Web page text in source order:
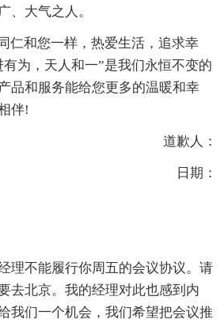
、大气之人。
仁和您一样，热爱生活，追求幸
为，天人和一”是我们永恒不变的
品和服务能给您更多的温暖和幸
伴!
道歉人：
日期：
理不能履行你周五的会议协议。请
去北京。我的经理对此也感到内
我们一个机会，我们希望把会议推